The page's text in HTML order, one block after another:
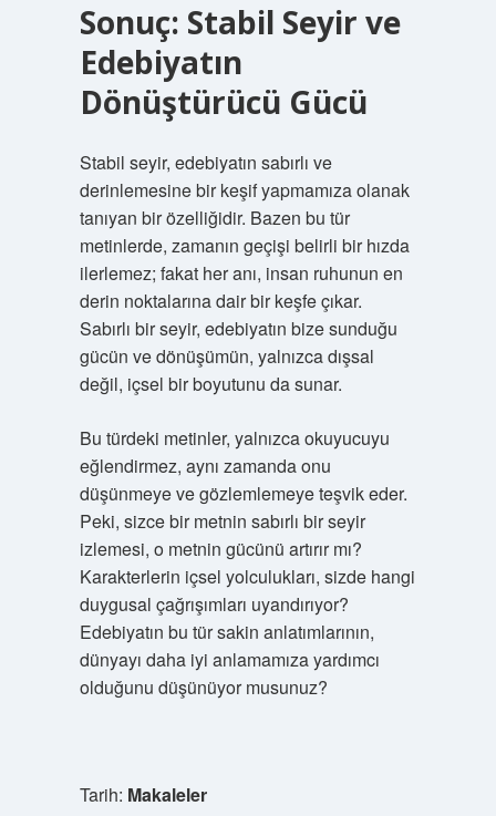
Sonuç: Stabil Seyir ve
Edebiyatın
Dönüştürücü Gücü
Stabil seyir, edebiyatın sabırlı ve
derinlemesine bir keşif yapmamıza olanak
tanıyan bir özelliğidir. Bazen bu tür
metinlerde, zamanın geçişi belirli bir hızda
ilerlemez; fakat her anı, insan ruhunun en
derin noktalarına dair bir keşfe çıkar.
Sabırlı bir seyir, edebiyatın bize sunduğu
gücün ve dönüşümün, yalnızca dışsal
değil, içsel bir boyutunu da sunar.
Bu türdeki metinler, yalnızca okuyucuyu
eğlendirmez, aynı zamanda onu
düşünmeye ve gözlemlemeye teşvik eder.
Peki, sizce bir metnin sabırlı bir seyir
izlemesi, o metnin gücünü artırır mı?
Karakterlerin içsel yolculukları, sizde hangi
duygusal çağrışımları uyandırıyor?
Edebiyatın bu tür sakin anlatımlarının,
dünyayı daha iyi anlamamıza yardımcı
olduğunu düşünüyor musunuz?
Tarih: Makaleler